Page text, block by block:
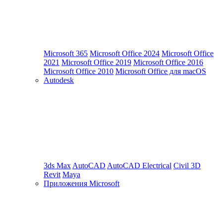
Microsoft 365 Microsoft Office 2024 Microsoft Office
2021 Microsoft Office 2019 Microsoft Office 2016
Microsoft Office 2010 Microsoft Office для macOS
Autodesk
3ds Max AutoCAD AutoCAD Electrical Civil 3D
Revit Maya
Приложения Microsoft